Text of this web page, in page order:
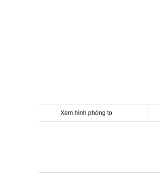
Xem hình phóng to